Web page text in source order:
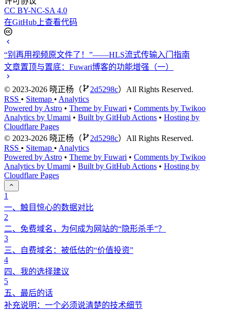
CC BY-NC-SA 4.0
在GitHub上查看代码
“别再用视频原文件了！”——HLS流式传输入门指南
文章置顶与置底：Fuwari博客的功能增强（一）
© 2023-2026 晓正杨（ 2d5298c）All Rights Reserved.
RSS • Sitemap • Analytics
Powered by Astro • Theme by Fuwari • Comments by Twikoo
Analytics by Umami • Built by GitHub Actions • Hosting by
Cloudflare Pages
© 2023-2026 晓正杨（ 2d5298c）All Rights Reserved.
RSS • Sitemap • Analytics
Powered by Astro • Theme by Fuwari • Comments by Twikoo
Analytics by Umami • Built by GitHub Actions • Hosting by
Cloudflare Pages
1
一、触目惊心的数据对比
2
二、免费域名，为何成为网站的“隐形杀手”？
3
三、自费域名：被低估的“价值投资”
4
四、我的选择建议
5
五、最后的话
补充说明：一个必须说清楚的技术细节